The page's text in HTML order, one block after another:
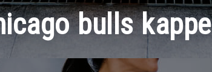
bulls kappe